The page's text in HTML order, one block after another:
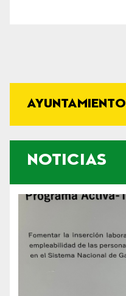
AYUNTAMIENTO
NOTICIAS